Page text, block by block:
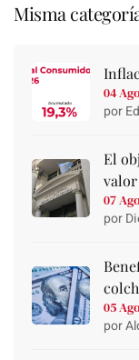
Misma
04
por
El
valor
07
por
05
por